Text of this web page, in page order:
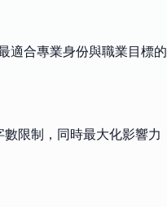
適合專業身份與職業目標的
限制，同時最大化影響力